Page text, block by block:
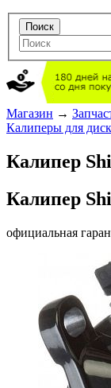
Магазин →
Калиперы для
Калипер
Калипер
официальная